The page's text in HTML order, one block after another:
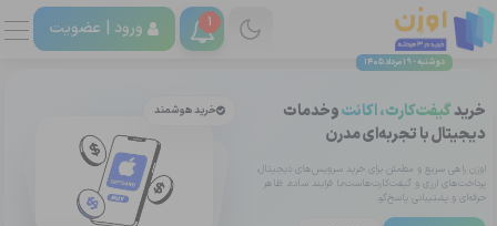
دوشنبه - 19 مرداد 1405
1 ورود | عضویت
خریدگیفت‌کارت، اکانتوخدمات
دیجیتال با تجربه‌ای مدرن
اوزن راهی سریع و مطمئن برای خرید سرویس‌های دیجیتال،
پرداخت‌های ارزی و گیفت‌کارت‌هاست؛با فرایند ساده، ظاهر
حرفه‌ای و پشتیبانی پاسخ‌گو.
خرید هوشمند